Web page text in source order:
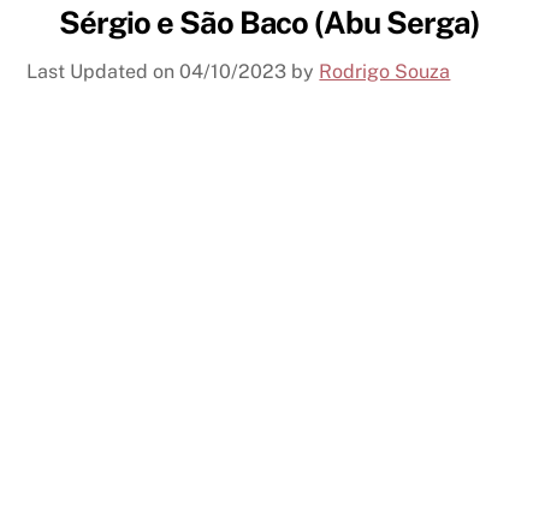
Sérgio e São Baco (Abu Serga)
Last Updated on04/10/2023 by Rodrigo Souza